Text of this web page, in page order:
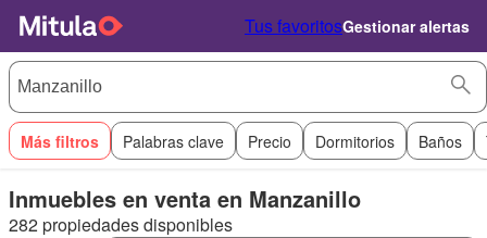
Tus favoritosGestionar alertas
Más filtros Palabras clave Precio Dormitorios Baños
Inmuebles en venta en Manzanillo
282 propiedades disponibles